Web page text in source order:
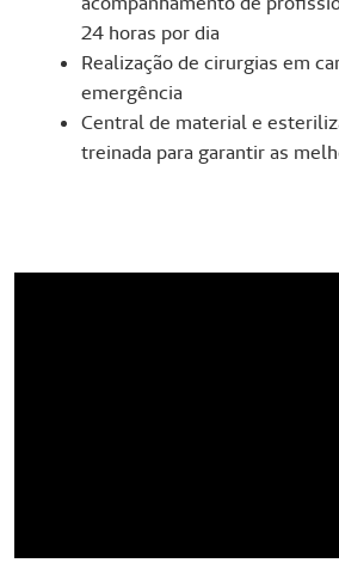
24 horas por dia
Realização de cirurgias em
emergência
Central de material e
treinada para garantir as